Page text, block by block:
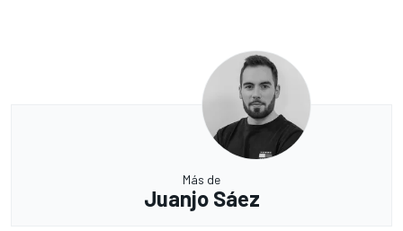
Más de
Juanjo Sáez